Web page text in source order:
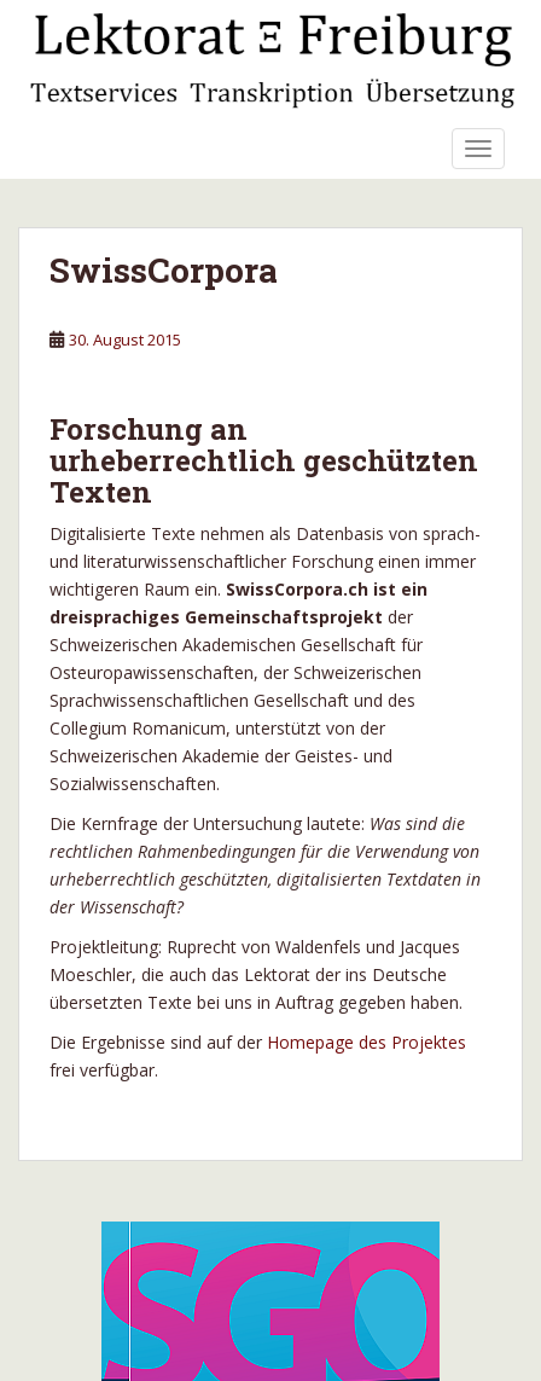
m
Projekte
SwissCorpora
30. August 2015
Forschung an
urheberrechtlich geschützten
Texten
Digitalisierte Texte nehmen als Datenbasis von sprach-
und literaturwissenschaftlicher Forschung einen immer
wichtigeren Raum ein. SwissCorpora.ch ist ein
dreisprachiges Gemeinschaftsprojekt der
Schweizerischen Akademischen Gesellschaft für
Osteuropawissenschaften, der Schweizerischen
Sprachwissenschaftlichen Gesellschaft und des
Collegium Romanicum, unterstützt von der
Schweizerischen Akademie der Geistes- und
Sozialwissenschaften.
Die Kernfrage der Untersuchung lautete: Was sind die
rechtlichen Rahmenbedingungen für die Verwendung von
urheberrechtlich geschützten, digitalisierten Textdaten in
der Wissenschaft?
Projektleitung: Ruprecht von Waldenfels und Jacques
Moeschler, die auch das Lektorat der ins Deutsche
übersetzten Texte bei uns in Auftrag gegeben haben.
Die Ergebnisse sind auf der Homepage des Projektes
frei verfügbar.